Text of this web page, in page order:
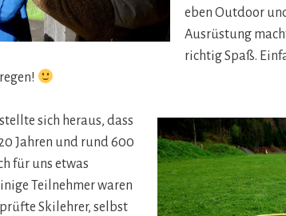
eben Outdoor
Ausrüstung
richtig Spaß.
sich heraus, dass
Jahren und rund 600
für uns etwas
Teilnehmer waren
Skilehrer, selbst